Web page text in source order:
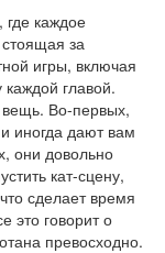
где каждое
за
игры, включая
главой.
Во-первых,
иногда дают вам
они довольно
кат-сцену,
сделает время
это говорит о
превосходно.